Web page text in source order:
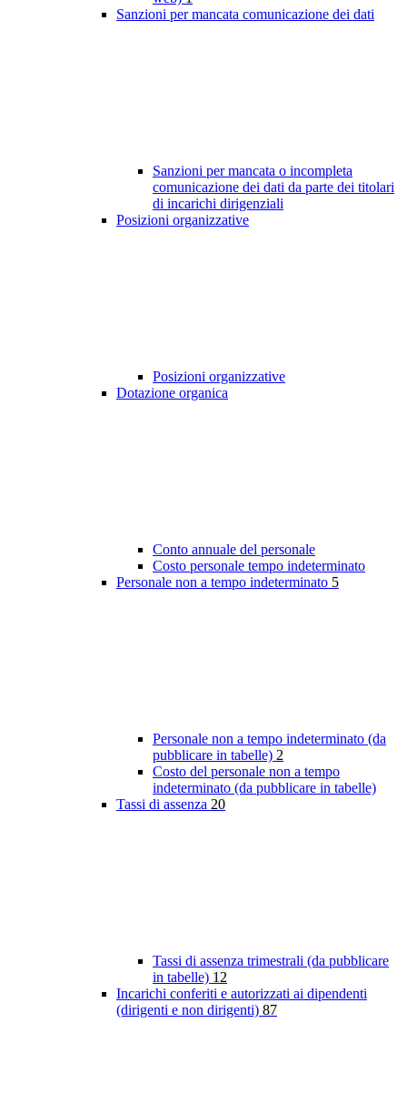
Sanzioni per mancata comunicazione dei dati
Sanzioni per mancata o incompleta
comunicazione dei dati da parte dei titolari
di incarichi dirigenziali
Posizioni organizzative
Posizioni organizzative
Dotazione organica
Conto annuale del personale
Costo personale tempo indeterminato
Personale non a tempo indeterminato 5
Personale non a tempo indeterminato (da
pubblicare in tabelle) 2
Costo del personale non a tempo
indeterminato (da pubblicare in tabelle)
Tassi di assenza 20
Tassi di assenza trimestrali (da pubblicare
in tabelle) 12
Incarichi conferiti e autorizzati ai dipendenti
(dirigenti e non dirigenti) 87